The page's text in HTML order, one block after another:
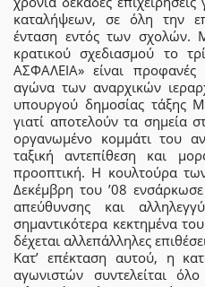
καταλήψεων, σε όλη την
ένταση εντός των σχολών.
κρατικού σχεδιασμού το
ΑΣΦΑΛΕΙΑ» είναι
αγώνα των αναρχικών
υπουργού δημοσίας τάξης
γιατί αποτελούν τα σημεία
οργανωμένο κομμάτι του
ταξική αντεπίθεση και
προοπτική. Η κουλτούρα
Δεκέμβρη του ’08
απεύθυνσης και
σημαντικότερα κεκτημένα
δέχεται αλλεπάλληλες
Κατ’ επέκταση αυτού, η
αγωνιστών συντελείται